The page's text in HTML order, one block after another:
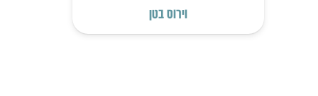
וירוס בטן